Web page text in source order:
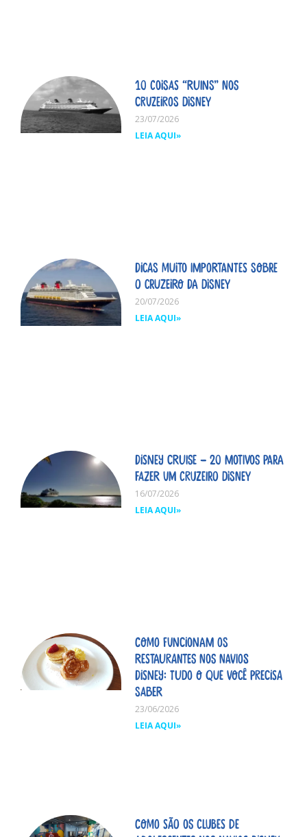
10 coisas “ruins” nos
cruzeiros Disney
23/07/2026
LEIA AQUI»
Dicas MUITO importantes sobre
o cruzeiro da Disney
20/07/2026
LEIA AQUI»
Disney Cruise – 20 motivos para
fazer um cruzeiro Disney
16/07/2026
LEIA AQUI»
Como funcionam os
restaurantes nos navios
Disney: tudo o que você precisa
saber
23/06/2026
LEIA AQUI»
Como são os clubes de